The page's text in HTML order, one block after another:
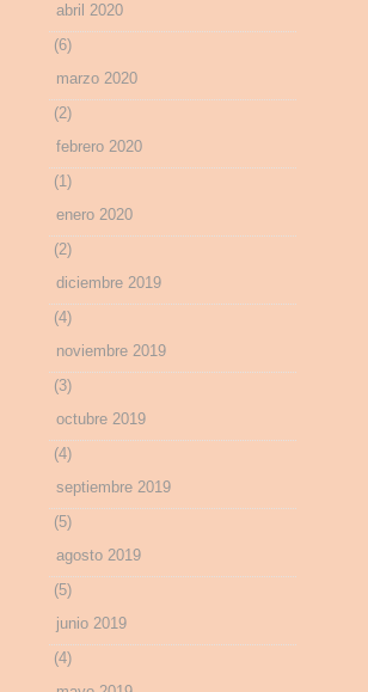
abril 2020
(6)
marzo 2020
(2)
febrero 2020
(1)
enero 2020
(2)
diciembre 2019
(4)
noviembre 2019
(3)
octubre 2019
(4)
septiembre 2019
(5)
agosto 2019
(5)
junio 2019
(4)